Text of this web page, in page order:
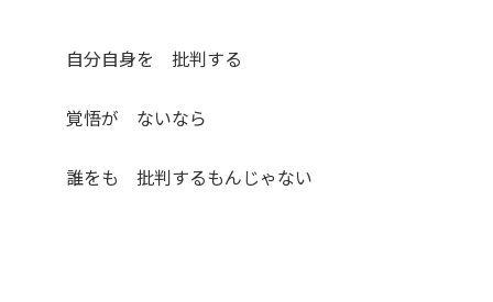
自分自身を 批判する
覚悟が ないなら
誰をも 批判するもんじゃない